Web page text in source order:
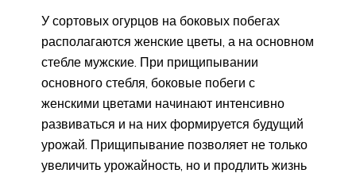
У сортовых огурцов на боковых побегах
располагаются женские цветы, а на основном
стебле мужские. При прищипывании
основного стебля, боковые побеги с
женскими цветами начинают интенсивно
развиваться и на них формируется будущий
урожай. Прищипывание позволяет не только
увеличить урожайность, но и продлить жизнь